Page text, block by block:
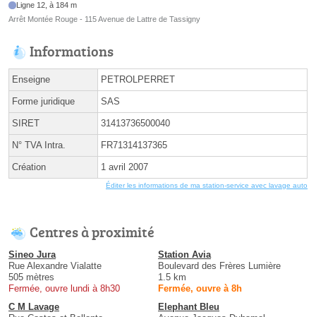
Ligne 12, à 184 m
Arrêt Montée Rouge - 115 Avenue de Lattre de Tassigny
Informations
Enseigne PETROLPERRET
Forme juridique SAS
SIRET 31413736500040
N° TVA Intra. FR71314137365
Création 1 avril 2007
Éditer les informations de ma station-service avec lavage auto
Centres à proximité
Sineo Jura
Rue Alexandre Vialatte
505 mètres
Fermée, ouvre lundi à 8h30
Station Avia
Boulevard des Frères Lumière
1.5 km
Fermée, ouvre à 8h
C M Lavage
Elephant Bleu